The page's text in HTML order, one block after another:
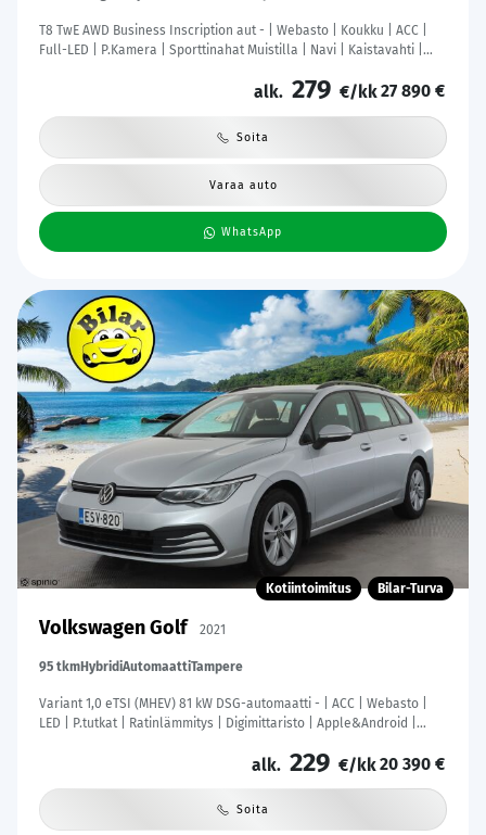
T8 TwE AWD Business Inscription aut - | Webasto | Koukku | ACC |
Full-LED | P.Kamera | Sporttinahat Muistilla | Navi | Kaistavahti |
alk. 279 €/kk27 890 €
Soita
Varaa auto
WhatsApp
Kotiintoimitus Bilar-Turva
Volkswagen Golf 2021
95 tkmHybridiAutomaattiTampere
Variant 1,0 eTSI (MHEV) 81 kW DSG-automaatti - | ACC | Webasto |
LED | P.tutkat | Ratinlämmitys | Digimittaristo | Apple&Android |
alk. 229 €/kk20 390 €
Soita